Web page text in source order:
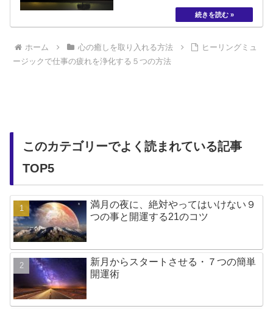
ホーム 心の癒しを取り入れる方法
ヒーリングミュ
ージックで仕事の疲れを浄化する５つの方法
このカテゴリーでよく読まれている記事
TOP5
満月の夜に、絶対やってはいけない９
つの事と開運する21のコツ
新月からスタートさせる・７つの簡単
開運術